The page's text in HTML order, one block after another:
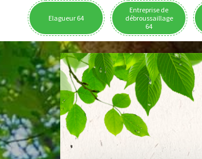
Elagueur 64
Entreprise de
débroussaillage
64